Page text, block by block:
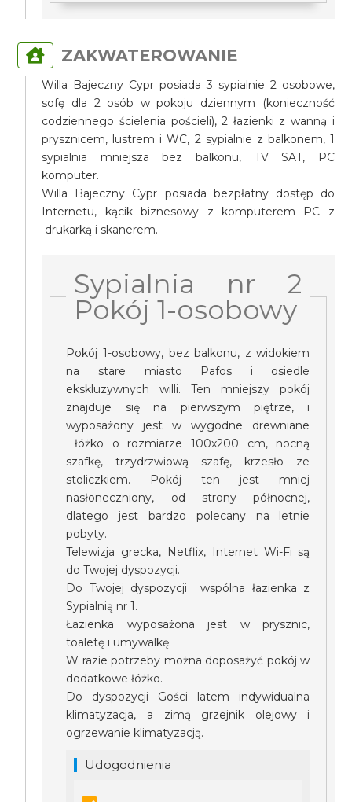
ZAKWATEROWANIE
Willa Bajeczny Cypr posiada 3 sypialnie 2 osobowe,
sofę dla 2 osób w pokoju dziennym (konieczność
codziennego ścielenia pościeli), 2 łazienki z wanną i
prysznicem, lustrem i WC, 2 sypialnie z balkonem, 1
sypialnia mniejsza bez balkonu, TV SAT, PC
komputer.
Willa Bajeczny Cypr posiada bezpłatny dostęp do
Internetu, kącik biznesowy z komputerem PC z
drukarką i skanerem.
Sypialnia nr 2
Pokój 1-osobowy
Pokój 1-osobowy, bez balkonu, z widokiem
na stare miasto Pafos i osiedle
ekskluzywnych willi. Ten mniejszy pokój
znajduje się na pierwszym piętrze, i
wyposażony jest w wygodne drewniane
łóżko o rozmiarze 100x200 cm, nocną
szafkę, trzydrzwiową szafę, krzesło ze
stoliczkiem. Pokój ten jest mniej
nasłoneczniony, od strony północnej,
dlatego jest bardzo polecany na letnie
pobyty.
Telewizja grecka, Netflix, Internet Wi-Fi są
do Twojej dyspozycji.
Do Twojej dyspozycji wspólna łazienka z
Sypialnią nr 1.
Łazienka wyposażona jest w prysznic,
toaletę i umywalkę.
W razie potrzeby można doposażyć pokój w
dodatkowe łóżko.
Do dyspozycji Gości latem indywidualna
klimatyzacja, a zimą grzejnik olejowy i
ogrzewanie klimatyzacją.
Udogodnienia